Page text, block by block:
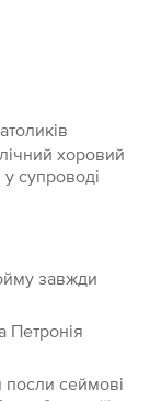
хоровий
у супроводі
завжди
Петронія
посли сеймові